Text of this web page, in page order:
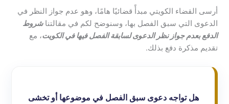
أرسى القضاء الكويتي مبدأً قضائيًا هامًا، وهو عدم جواز النظر في
الدعوى التي سبق الفصل بها، وسنوضح لكم في مقالتناشروط
الدفع بعدم جواز نظر الدعوى لسابقة الفصل فيها في الكويت، مع
تقديم مذكرة دفع بذلك.
هل تواجه دعوى سبق الفصل في موضوعها أو تخشى